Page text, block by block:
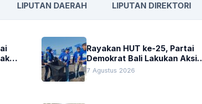
LIPUTAN DAERAH LIPUTAN DIREKTORI
Rayakan HUT ke-25, Partai
Demokrat Bali Lakukan Aksi
Nyata Pelestarian Lingkungan
7 Agustus 2026